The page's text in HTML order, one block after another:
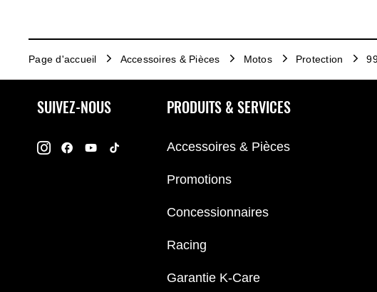
Page d'accueil Accessoires & Pièces Motos Protection
SUIVEZ-NOUS PRODUITS & SERVICES
Accessoires & Pièces
Promotions
Concessionnaires
Racing
Garantie K-Care